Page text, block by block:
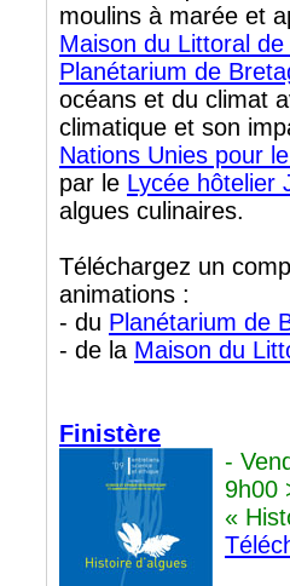
moulins à marée et
Maison du Littoral
Planétarium de
océans et du climat
climatique et son
Nations Unies pour
par le Lycée hôtelier
algues culinaires.
Téléchargez un
animations :
- du Planétarium de
- de la Maison du
Finistère
-
9h00
«